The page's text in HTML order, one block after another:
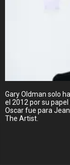
Gary Oldman solo
el 2012 por su papel
Oscar fue para
The Artist.